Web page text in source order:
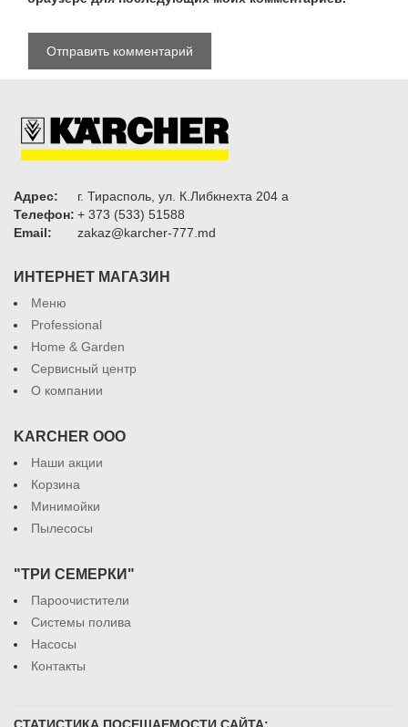
Адрес:
г. Тирасполь, ул. К.Либкнехта 204 а
Телефон: + 373 (533) 51588
Email:
zakaz@karcher-777.md
ИНТЕРНЕТ МАГАЗИН
Меню
Professional
Home & Garden
Сервисный центр
О компании
KARCHER ООО
Наши акции
Корзина
Минимойки
Пылесосы
"ТРИ СЕМЕРКИ"
Пароочистители
Системы полива
Насосы
Контакты